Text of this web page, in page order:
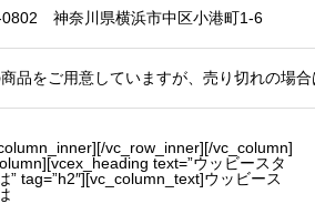
0802 神奈川県横浜市中区小港町1-6
品をご用意していますが、売り切れの場
vc_row_inner][/vc_column]
text=”ウッビースタ
” tag=”h2″][vc_column_text]ウッビース